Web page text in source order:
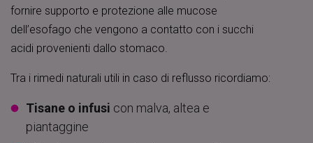
fornire supporto e protezione alle mucose
dell’esofago che vengono a contatto con i succhi
acidi provenienti dallo stomaco.
Tra i rimedi naturali utili in caso di reflusso ricordiamo:
Tisane o infusi con malva, altea e
piantaggine